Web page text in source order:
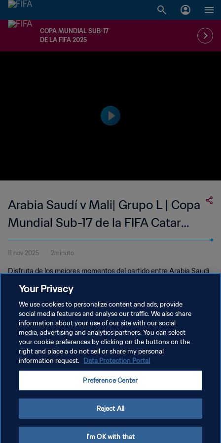
COPA MUNDIAL SUB-17
DE LA FIFA 2025
Arabia Saudí v Mali| Grupo L | Copa
Mundial Sub-17 de la FIFA Catar
2025™ | Resumen
11 nov 2025 2minuto
Disfruta de los mejores momentos del partido entre Arabia Saudí
18:45 (hora local).
POLÍTICA DE PRIVACIDAD
AJUSTAR LA CONFIGURACIÓN DE LAS COOKIES
Copyright © 1994 - 2026 FIFA. Todos los derechos reservados.
Your Privacy
We use cookies to personalize content and ads, provide
social media features and analyse our traffic. We also share
information about your use of our site with our social
media, advertising and analytics partners. You can select
your cookie preferences by clicking on the buttons on the
right and place a do not sell or share my personal
information request. Data Protection Portal
Preference Center
Reject All
I'm OK with that